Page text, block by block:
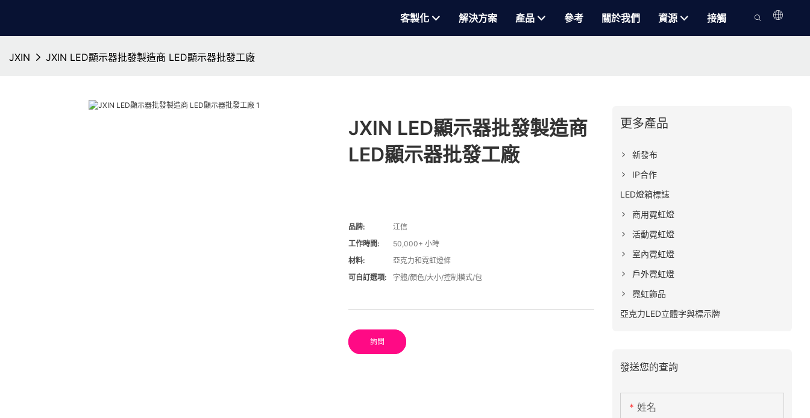
客製化 解決方案 產品 參考 關於我們 資源 接觸
JXIN JXIN LED顯示器批發製造商 LED顯示器批發工廠
JXIN LED顯示器批發製造商
LED顯示器批發工廠
品牌:
江信
工作時間:
50,000+ 小時
材料:
亞克力和霓虹燈條
可自訂選項:
字體/顏色/大小/控制模式/包
詢問
更多產品
新發布
IP合作
LED燈箱標誌
商用霓虹燈
活動霓虹燈
室內霓虹燈
戶外霓虹燈
霓虹飾品
亞克力LED立體字與標示牌
發送您的查詢
姓名